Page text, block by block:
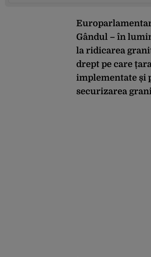
Gândul – în
la ridicarea
drept pe care
implementate și
securizarea